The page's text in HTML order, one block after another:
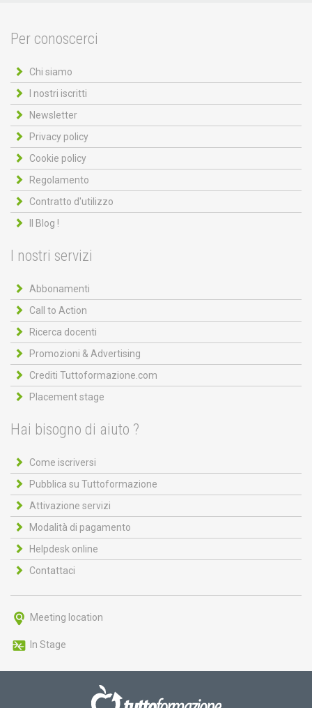
Per conoscerci
Chi siamo
I nostri iscritti
Newsletter
Privacy policy
Cookie policy
Regolamento
Contratto d'utilizzo
Il Blog !
I nostri servizi
Abbonamenti
Call to Action
Ricerca docenti
Promozioni & Advertising
Crediti Tuttoformazione.com
Placement stage
Hai bisogno di aiuto ?
Come iscriversi
Pubblica su Tuttoformazione
Attivazione servizi
Modalità di pagamento
Helpdesk online
Contattaci
Meeting location
In Stage